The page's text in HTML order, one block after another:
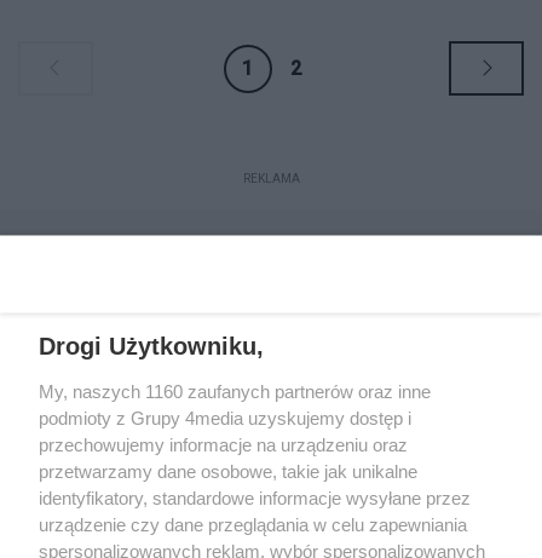
zaplanowano działania edukacyjne w
zakresie samobadania piersi i jąder
oraz promowanie okresowych badań
1 2
REKLAMA
Reklama Kontakt Regulamin
Dystrybucja
Regulamin prenumeraty
Polityka Prywatności
Drogi Użytkowniku,
My, naszych 1160 zaufanych partnerów oraz inne
podmioty z Grupy 4media uzyskujemy dostęp i
przechowujemy informacje na urządzeniu oraz
przetwarzamy dane osobowe, takie jak unikalne
identyfikatory, standardowe informacje wysyłane przez
urządzenie czy dane przeglądania w celu zapewniania
spersonalizowanych reklam, wybór spersonalizowanych